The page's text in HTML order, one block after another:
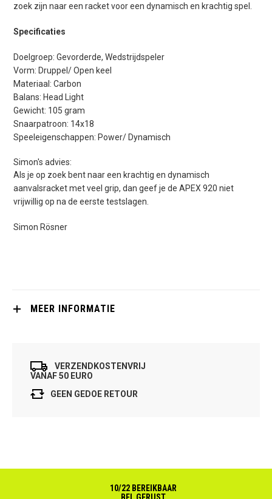
zoek zijn naar een racket voor een dynamisch en krachtig spel.
Specificaties
Doelgroep: Gevorderde, Wedstrijdspeler
Vorm: Druppel/ Open keel
Materiaal: Carbon
Balans: Head Light
Gewicht: 105 gram
Snaarpatroon: 14x18
Speeleigenschappen: Power/ Dynamisch
Simon's advies:
Als je op zoek bent naar een krachtig en dynamisch
aanvalsracket met veel grip, dan geef je de APEX 920 niet
vrijwillig op na de eerste testslagen.
Simon Rösner
MEER INFORMATIE
VERZENDKOSTENVRIJ
VANAF 50 EURO
GEEN GEDOE RETOUR
10/22 BEREIKBAAR
BEL GERUST